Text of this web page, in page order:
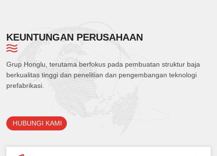
KEUNTUNGAN PERUSAHAAN
Grup Honglu, terutama berfokus pada pembuatan struktur baja
berkualitas tinggi dan penelitian dan pengembangan teknologi
prefabrikasi.
HUBUNGI KAMI